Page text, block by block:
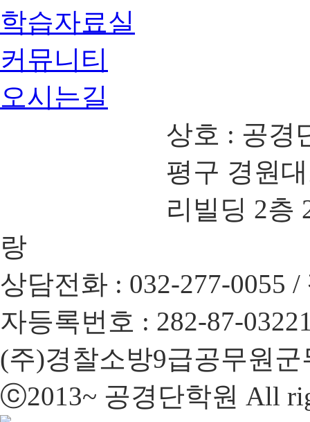
학습자료실
커뮤니티
오시는길
상호 : 공경
평구 경원
리빌딩 2층
랑
상담전화 : 032-277-0055
자등록번호 : 282-87-
(주)경찰소방9급공무원
ⓒ2013~ 공경단학원 All